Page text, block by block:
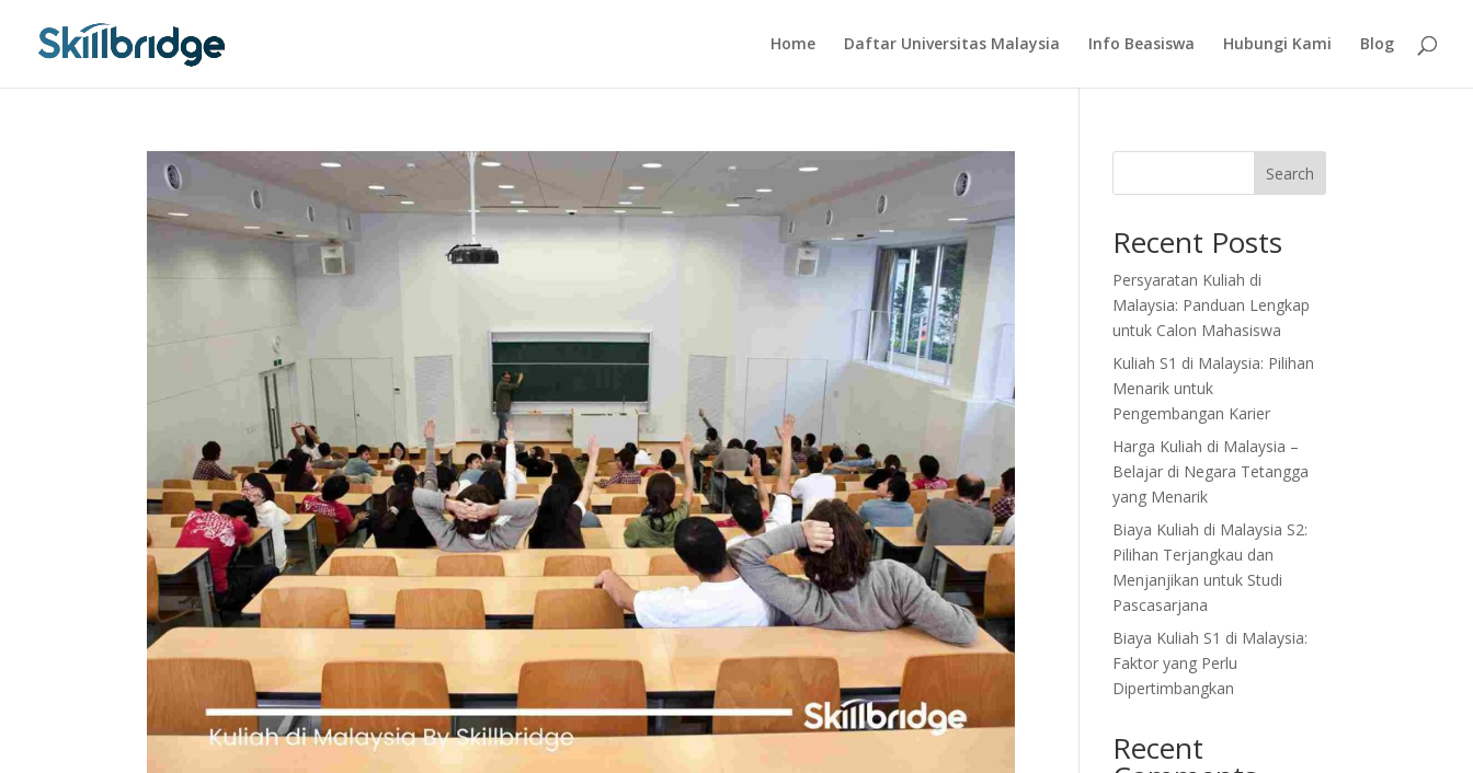
Home Daftar Universitas Malaysia Info Beasiswa Hubungi Kami Blog
Search
Recent Posts
Persyaratan Kuliah di
Malaysia: Panduan Lengkap
untuk Calon Mahasiswa
Kuliah S1 di Malaysia: Pilihan
Menarik untuk
Pengembangan Karier
Harga Kuliah di Malaysia –
Belajar di Negara Tetangga
yang Menarik
Biaya Kuliah di Malaysia S2:
Pilihan Terjangkau dan
Menjanjikan untuk Studi
Pascasarjana
Biaya Kuliah S1 di Malaysia:
Faktor yang Perlu
Dipertimbangkan
Recent